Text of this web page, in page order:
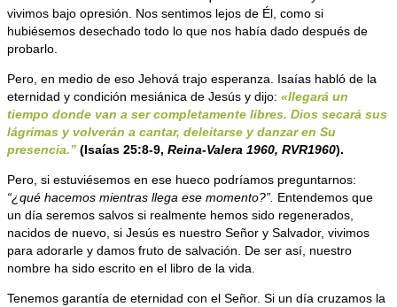
vivimos bajo opresión. Nos sentimos lejos de Él, como si
hubiésemos desechado todo lo que nos había dado después de
probarlo.
Pero, en medio de eso Jehová trajo esperanza. Isaías habló de la
eternidad y condición mesiánica de Jesús y dijo: «llegará un
tiempo donde van a ser completamente libres. Dios secará sus
lágrimas y volverán a cantar, deleitarse y danzar en Su
presencia.” (Isaías 25:8-9, Reina-Valera 1960, RVR1960).
Pero, si estuviésemos en ese hueco podríamos preguntarnos:
“¿qué hacemos mientras llega ese momento?”. Entendemos que
un día seremos salvos si realmente hemos sido regenerados,
nacidos de nuevo, si Jesús es nuestro Señor y Salvador, vivimos
para adorarle y damos fruto de salvación. De ser así, nuestro
nombre ha sido escrito en el libro de la vida.
Tenemos garantía de eternidad con el Señor. Si un día cruzamos la